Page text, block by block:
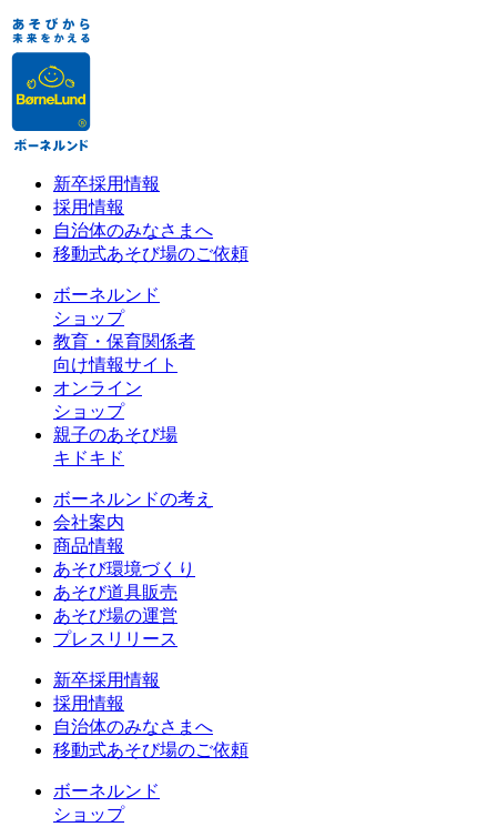
新卒採用情報
採用情報
自治体のみなさまへ
移動式あそび場のご依頼
ボーネルンド
ショップ
教育・保育関係者
向け情報サイト
オンライン
ショップ
親子のあそび場
キドキド
ボーネルンドの考え
会社案内
商品情報
あそび環境づくり
あそび道具販売
あそび場の運営
プレスリリース
新卒採用情報
採用情報
自治体のみなさまへ
移動式あそび場のご依頼
ボーネルンド
ショップ